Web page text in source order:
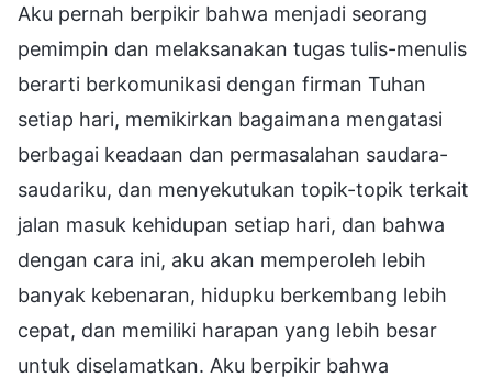
Aku pernah berpikir bahwa menjadi seorang
pemimpin dan melaksanakan tugas tulis-menulis
berarti berkomunikasi dengan firman Tuhan
setiap hari, memikirkan bagaimana mengatasi
berbagai keadaan dan permasalahan saudara-
saudariku, dan menyekutukan topik-topik terkait
jalan masuk kehidupan setiap hari, dan bahwa
dengan cara ini, aku akan memperoleh lebih
banyak kebenaran, hidupku berkembang lebih
cepat, dan memiliki harapan yang lebih besar
untuk diselamatkan. Aku berpikir bahwa